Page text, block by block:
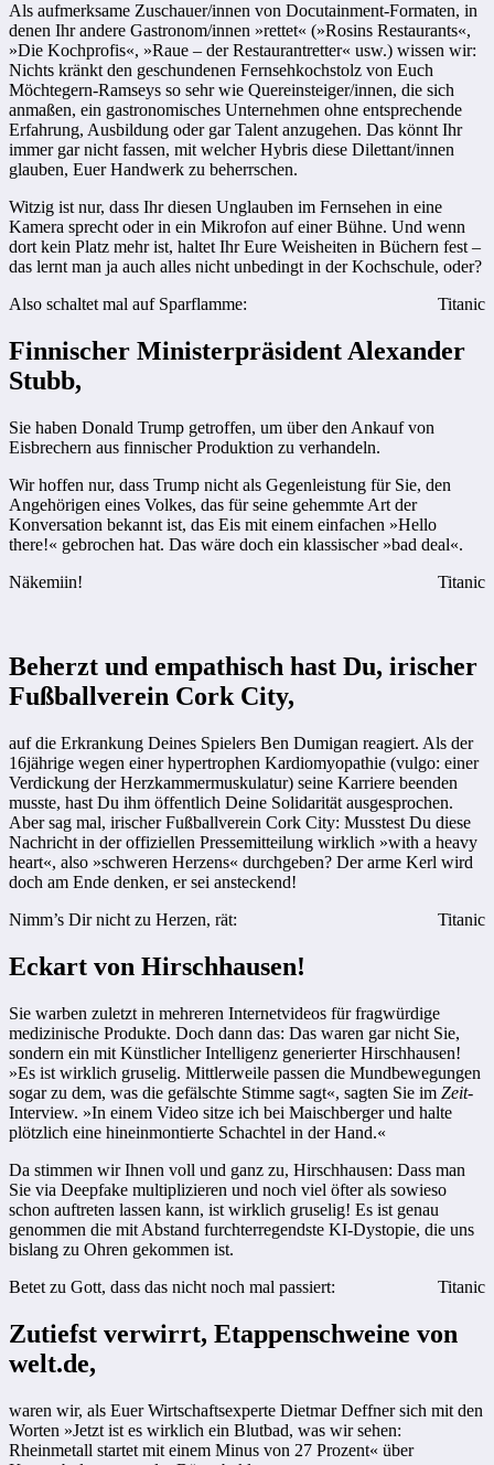
Als aufmerksame Zuschauer/innen von Docutainment-Formaten, in
denen Ihr andere Gastronom/innen »rettet« (»Rosins Restaurants«,
»Die Kochprofis«, »Raue – der Restaurantretter« usw.) wissen wir:
Nichts kränkt den geschundenen Fernsehkochstolz von Euch
Möchtegern-Ramseys so sehr wie Quereinsteiger/innen, die sich
anmaßen, ein gastronomisches Unternehmen ohne entsprechende
Erfahrung, Ausbildung oder gar Talent anzugehen. Das könnt Ihr
immer gar nicht fassen, mit welcher Hybris diese Dilettant/innen
glauben, Euer Handwerk zu beherrschen.
Witzig ist nur, dass Ihr diesen Unglauben im Fernsehen in eine
Kamera sprecht oder in ein Mikrofon auf einer Bühne. Und wenn
dort kein Platz mehr ist, haltet Ihr Eure Weisheiten in Büchern fest –
das lernt man ja auch alles nicht unbedingt in der Kochschule, oder?
Also schaltet mal auf Sparflamme:
Titanic
Finnischer Ministerpräsident Alexander
Stubb,
Sie haben Donald Trump getroffen, um über den Ankauf von
Eisbrechern aus finnischer Produktion zu verhandeln.
Wir hoffen nur, dass Trump nicht als Gegenleistung für Sie, den
Angehörigen eines Volkes, das für seine gehemmte Art der
Konversation bekannt ist, das Eis mit einem einfachen »Hello
there!« gebrochen hat. Das wäre doch ein klassischer »bad deal«.
Näkemiin!
Titanic
Beherzt und empathisch hast Du, irischer
Fußballverein Cork City,
auf die Erkrankung Deines Spielers Ben Dumigan reagiert. Als der
16jährige wegen einer hypertrophen Kardiomyopathie (vulgo: einer
Verdickung der Herzkammermuskulatur) seine Karriere beenden
musste, hast Du ihm öffentlich Deine Solidarität ausgesprochen.
Aber sag mal, irischer Fußballverein Cork City: Musstest Du diese
Nachricht in der offiziellen Pressemitteilung wirklich »with a heavy
heart«, also »schweren Herzens« durchgeben? Der arme Kerl wird
doch am Ende denken, er sei ansteckend!
Nimm’s Dir nicht zu Herzen, rät:
Titanic
Eckart von Hirschhausen!
Sie warben zuletzt in mehreren Internetvideos für fragwürdige
medizinische Produkte. Doch dann das: Das waren gar nicht Sie,
sondern ein mit Künstlicher Intelligenz generierter Hirschhausen!
»Es ist wirklich gruselig. Mittlerweile passen die Mundbewegungen
sogar zu dem, was die gefälschte Stimme sagt«, sagten Sie im Zeit-
Interview. »In einem Video sitze ich bei Maischberger und halte
plötzlich eine hineinmontierte Schachtel in der Hand.«
Da stimmen wir Ihnen voll und ganz zu, Hirschhausen: Dass man
Sie via Deepfake multiplizieren und noch viel öfter als sowieso
schon auftreten lassen kann, ist wirklich gruselig! Es ist genau
genommen die mit Abstand furchterregendste KI-Dystopie, die uns
bislang zu Ohren gekommen ist.
Betet zu Gott, dass das nicht noch mal passiert:
Titanic
Zutiefst verwirrt, Etappenschweine von
welt.de,
waren wir, als Euer Wirtschaftsexperte Dietmar Deffner sich mit den
Worten »Jetzt ist es wirklich ein Blutbad, was wir sehen:
Rheinmetall startet mit einem Minus von 27 Prozent« über